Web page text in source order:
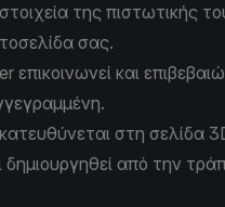
της πιστωτικής
σας.
και
στη σελίδα
δημιουργηθεί από την